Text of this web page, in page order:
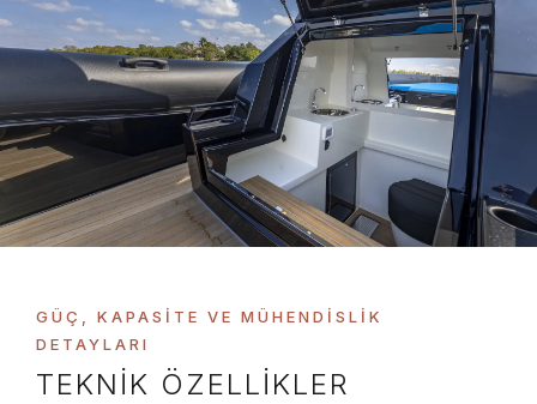
GÜÇ, KAPASITE VE MÜHENDISLIK
DETAYLARI
TEKNİK ÖZELLİKLER